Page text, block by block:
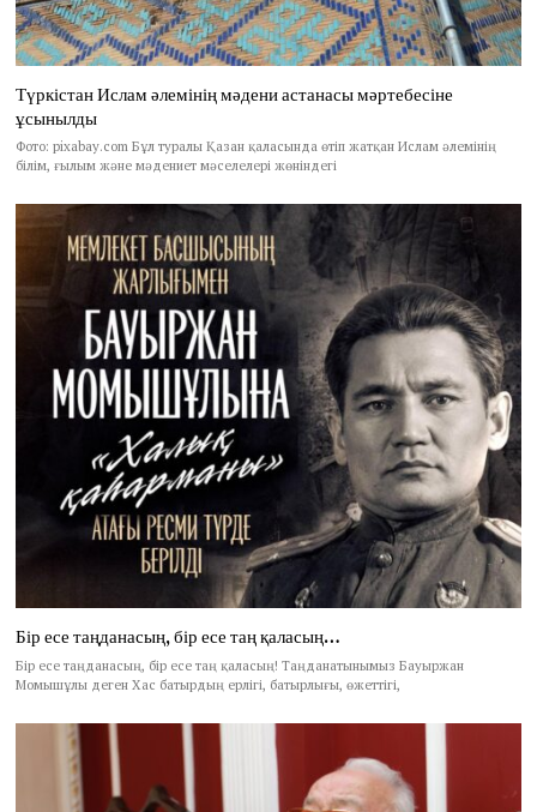
Түркістан Ислам әлемінің мәдени астанасы мәртебесіне
ұсынылды
Фото: pixabay.com Бұл туралы Қазан қаласында өтіп жатқан Ислам әлемінің
білім, ғылым және мәдениет мәселелері жөніндегі
Бір есе таңданасың, бір есе таң қаласың…
Бір есе таңданасың, бір есе таң қаласың! Таңданатынымыз Бауыржан
Момышұлы деген Хас батырдың ерлігі, батырлығы, өжеттігі,